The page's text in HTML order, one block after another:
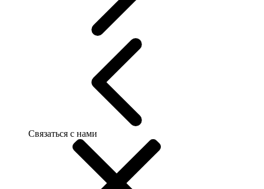
Связаться с нами